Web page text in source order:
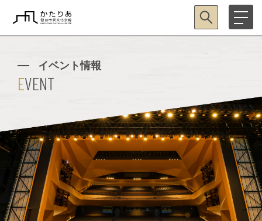
イベント情報
EVENT